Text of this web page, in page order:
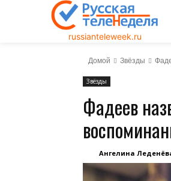
russianteleweek.ru
Домой Звёзды
Звёзды
Фадеев
Ангелина